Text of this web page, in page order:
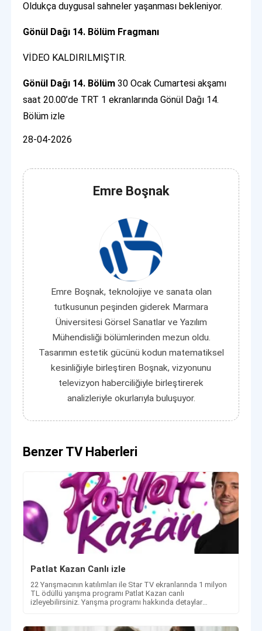
Oldukça duygusal sahneler yaşanması bekleniyor.
Gönül Dağı 14. Bölüm Fragmanı
VİDEO KALDIRILMIŞTIR.
Gönül Dağı 14. Bölüm30 Ocak Cumartesi akşamı
saat 20.00’de TRT 1 ekranlarında Gönül Dağı 14.
Bölüm izle
28-04-2026
Emre Boşnak
Emre Boşnak, teknolojiye ve sanata olan
tutkusunun peşinden giderek Marmara
Üniversitesi Görsel Sanatlar ve Yazılım
Mühendisliği bölümlerinden mezun oldu.
Tasarımın estetik gücünü kodun matematiksel
kesinliğiyle birleştiren Boşnak, vizyonunu
televizyon haberciliğiyle birleştirerek
analizleriyle okurlarıyla buluşuyor.
Benzer TV Haberleri
Patlat Kazan Canlı izle
22 Yarışmacının katılımları ile Star TV ekranlarında 1 milyon
TL ödüllü yarışma programı Patlat Kazan canlı
izleyebilirsiniz. Yarışma programı hakkında detaylar